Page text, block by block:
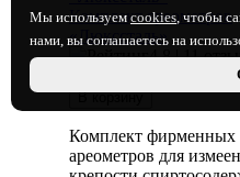
Комплект ареометров
«Люкссталь»
4.8 | 11
Комплект фирменных
ареометров для
Мы используем cookies, чтобы
нами, вы соглашаетесь на